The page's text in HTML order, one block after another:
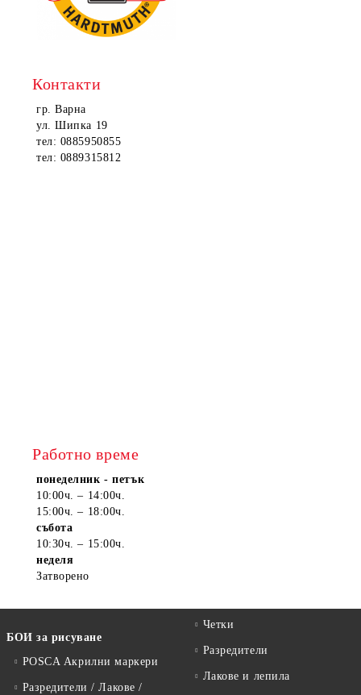
Контакти
гр. Варна
ул. Шипка 19
тел: 0885950855
тел: 0889315812
Работно време
понеделник - петък
10:00ч. – 14:00ч.
15:00ч. – 18:00ч.
събота
10:30ч. – 15:00ч.
неделя
Затворено
БОИ за рисуване
POSCA Акрилни маркери
Разредители / Лакове /
Четки
Разредители
Лакове и лепила